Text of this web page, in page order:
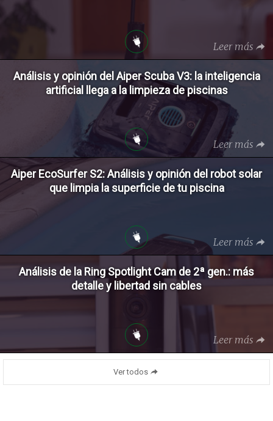
Leer más
Análisis y opinión del Aiper Scuba V3: la inteligencia
artificial llega a la limpieza de piscinas
Leer más
Aiper EcoSurfer S2: Análisis y opinión del robot solar
que limpia la superficie de tu piscina
Leer más
Análisis de la Ring Spotlight Cam de 2ª gen.: más
detalle y libertad sin cables
Leer más
Ver todos